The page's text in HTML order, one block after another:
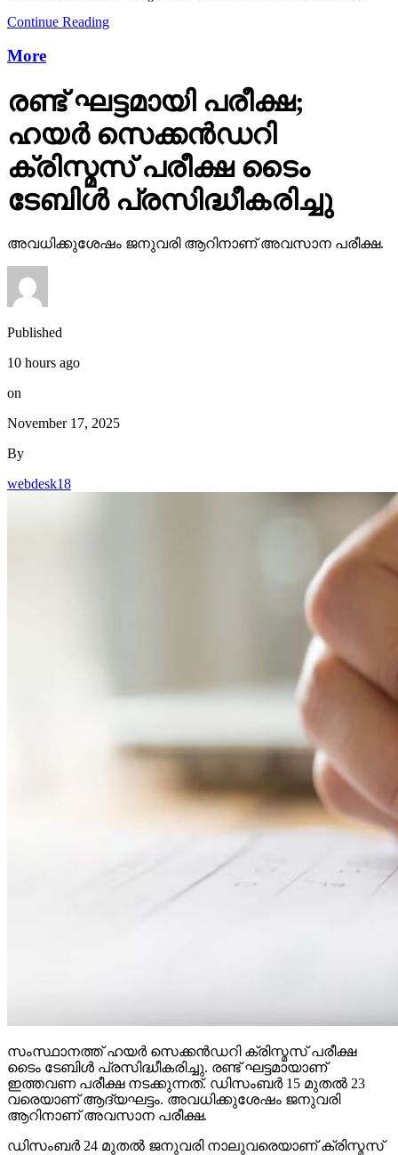
Continue Reading
More
രണ്ട് ഘട്ടമായി പരീക്ഷ;
ഹയര്‍ സെക്കന്‍ഡറി
ക്രിസ്മസ് പരീക്ഷ ടൈം
ടേബിള്‍ പ്രസിദ്ധീകരിച്ചു
അവധിക്കുശേഷം ജനുവരി ആറിനാണ് അവസാന പരീക്ഷ.
Published
10 hours ago
on
November 17, 2025
By
webdesk18
സംസ്ഥാനത്ത് ഹയര്‍ സെക്കന്‍ഡറി ക്രിസ്മസ് പരീക്ഷ
ടൈം ടേബിള്‍ പ്രസിദ്ധീകരിച്ചു. രണ്ട് ഘട്ടമായാണ്
ഇത്തവണ പരീക്ഷ നടക്കുന്നത്. ഡിസംബര്‍ 15 മുതല്‍ 23
വരെയാണ് ആദ്യഘട്ടം. അവധിക്കുശേഷം ജനുവരി
ആറിനാണ് അവസാന പരീക്ഷ.
ഡിസംബര്‍ 24 മുതല്‍ ജനുവരി നാലുവരെയാണ് ക്രിസ്മസ്